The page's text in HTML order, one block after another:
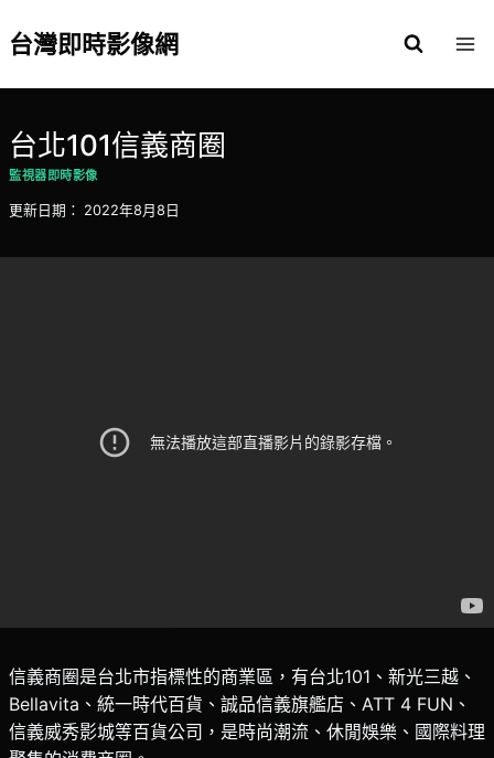
to台灣即時影像網
台北101信義商圈
監視器即時影像
更新日期： 2022年8月8日
信義商圈是台北市指標性的商業區，有台北101、新光三越、
Bellavita、統一時代百貨、誠品信義旗艦店、ATT 4 FUN、
信義威秀影城等百貨公司，是時尚潮流、休閒娛樂、國際料理